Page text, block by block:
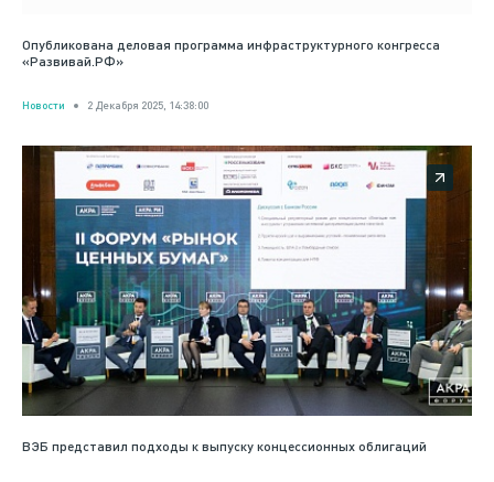
Опубликована деловая программа инфраструктурного конгресса
«Развивай.РФ»
Новости 2 Декабря 2025, 14:38:00
ВЭБ представил подходы к выпуску концессионных облигаций